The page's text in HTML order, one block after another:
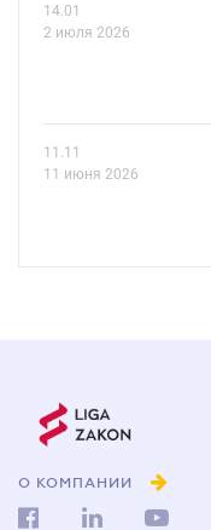
14.01
2 июля 2026
11.11
11 июня 2026
О КОМПАНИИ